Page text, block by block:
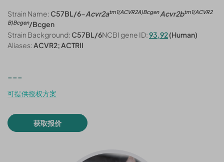
Strain Name:C57BL/6-Acvr2atm1(ACVR2A)BcgenAcvr2btm1(ACVR2
B)Bcgen/Bcgen
Strain Background:C57BL/6NCBI gene ID:93,92(Human)
Aliases:ACVR2; ACTRII
---
可提供授权方案
获取报价